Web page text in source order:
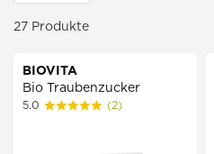
27 Produkte
BIOVITA
Bio Traubenzucker
5.0 (2)